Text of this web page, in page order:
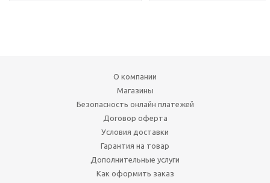
О компании
Магазины
Безопасность онлайн платежей
Договор оферта
Условия доставки
Гарантия на товар
Дополнительные услуги
Как оформить заказ